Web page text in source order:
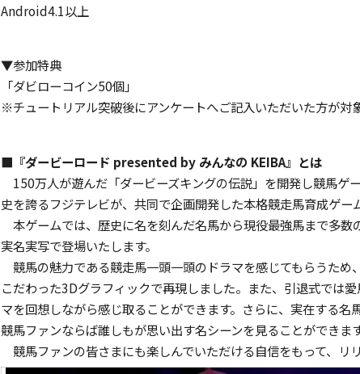
Android4.1以上
▼参加特典
「ダビローコイン50個」
※チュートリアル突破後にアンケートへご記入いただいた方が対
■『ダービーロード presented by みんなの KEIBA』とは
150万人が遊んだ「ダービーズキングの伝説」を開発し競馬ゲ
史を誇るフジテレビが、共同で企画開発した本格競走馬育成ゲー
本ゲームでは、歴史に名を刻んだ名馬から現役最強馬まで多
実名実写で登場いたします。
競馬の魅力である競走馬一頭一頭のドラマを感じてもらうた
こだわった3Dグラフィックで再現しました。また、引退式では
マを回想しながら感じ取ることができます。さらに、実在する
競馬ファンならば誰しもが思い出す名シーンを見ることができま
競馬ファンの皆さまにも楽しんでいただける自信をもって、リ